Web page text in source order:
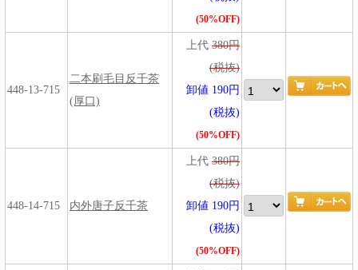
(50%OFF)
448-13-715
二本刷毛目反千茶
(厚口)
上代 380円
(税抜)
卸値 190円
(税抜)
(50%OFF)
448-14-715 内外唐子反千茶
上代 380円
(税抜)
卸値 190円
(税抜)
(50%OFF)